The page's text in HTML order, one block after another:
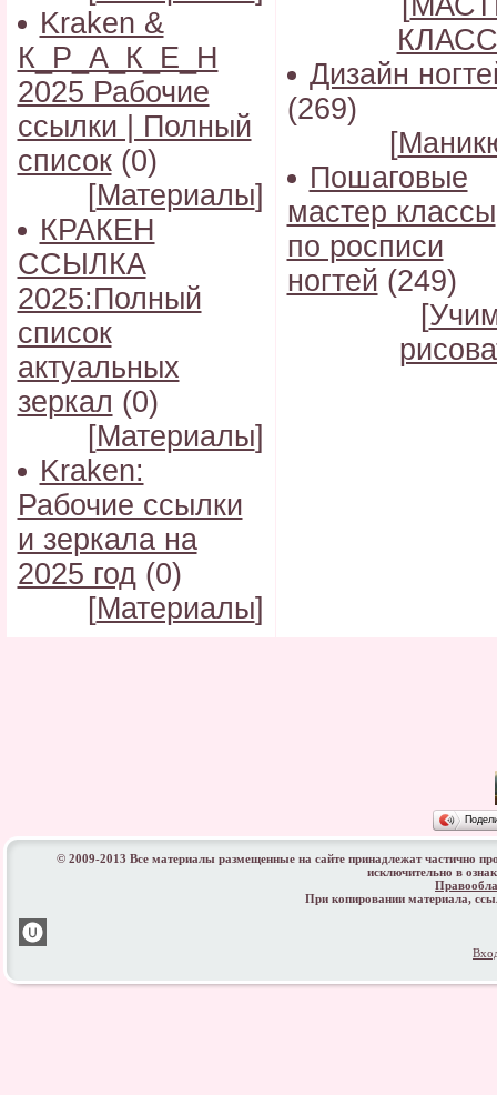
Kraken &
К_Р_А_К_Е_Н
2025 Рабочие
ссылки | Полный
список (0)
[Материалы]
КРАКЕН
ССЫЛКА
2025:Полный
список
актуальных
зеркал (0)
[Материалы]
Kraken:
Рабочие ссылки
и зеркала на
2025 год (0)
[Материалы]
Дизайн
(269)
[
Пошаговые
мастер классы
по росписи
ногтей (249)
[
© 2009-2013 Все материалы размещенные на сайте принадлежат частично
исключительно в
При копировании материала,